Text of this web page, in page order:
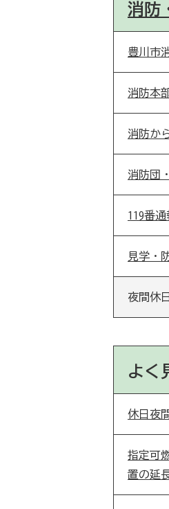
消防
豊川市
消防本
消防か
消防団
119番通
見学・
夜間休
よく
休日夜
指定可
置の延